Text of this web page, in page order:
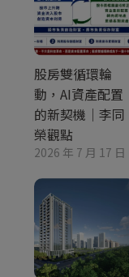
股房雙循環輪
動，AI資產配置
的新契機｜李同
榮觀點
2026 年 7 月 17 日